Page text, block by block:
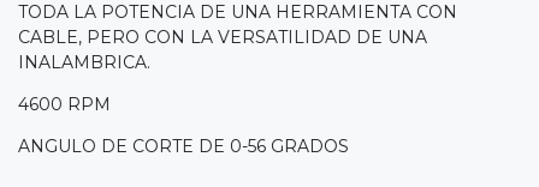
TODA LA POTENCIA DE UNA HERRAMIENTA CON
CABLE, PERO CON LA VERSATILIDAD DE UNA
INALAMBRICA.
4600 RPM
ANGULO DE CORTE DE 0-56 GRADOS